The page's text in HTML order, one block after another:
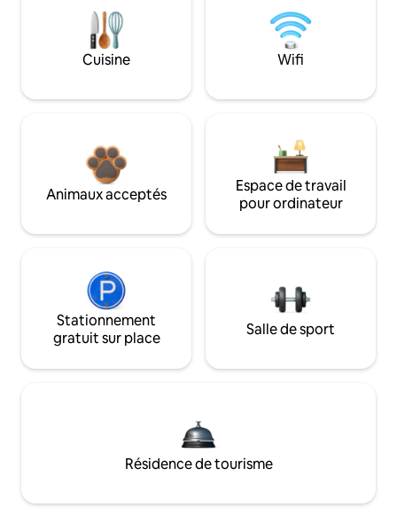
Cuisine Wifi
Animaux acceptés
Espace de travail
pour ordinateur
Stationnement
gratuit sur place
Salle de sport
Résidence de tourisme